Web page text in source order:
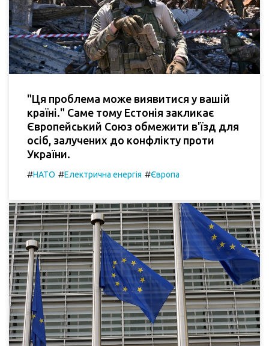
"Ця проблема може виявитися у вашій
країні." Саме тому Естонія закликає
Європейський Союз обмежити в'їзд для
осіб, залучених до конфлікту проти
України.
#НАТО #Електрична енергія #Європа